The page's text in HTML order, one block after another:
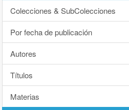
Colecciones & SubColecciones
Por fecha de publicación
Autores
Títulos
Materias